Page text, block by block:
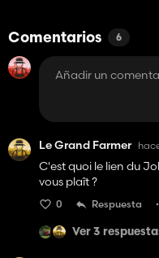
Comentarios 6
Le Grand Farmer
C'est quoi le lien du
vous plaît ?
0 Respuesta
Ver 3